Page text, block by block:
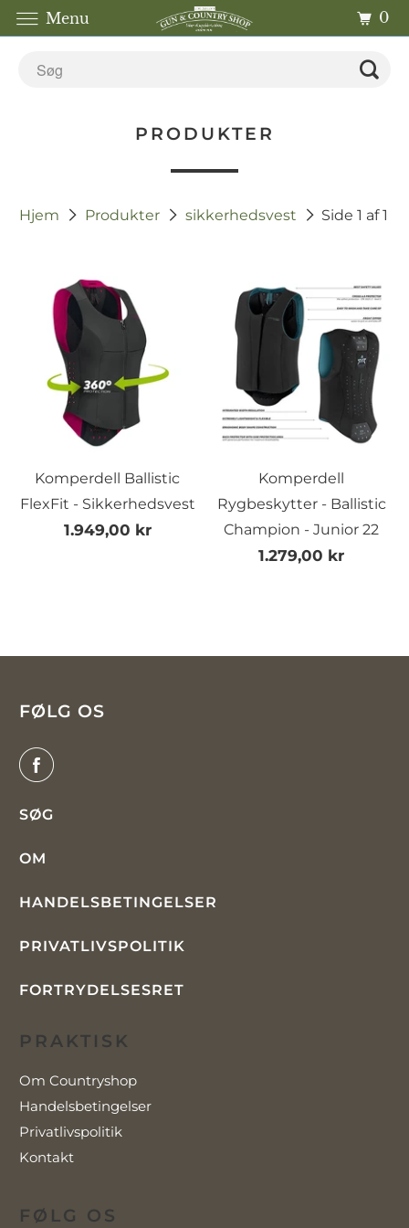
PRODUKTER
Hjem Produkter sikkerhedsvest Side 1 af 1
Komperdell Ballistic
FlexFit - Sikkerhedsvest
1.949,00 kr
Komperdell
Rygbeskytter - Ballistic
Champion - Junior 22
1.279,00 kr
FØLG OS
SØG
OM
HANDELSBETINGELSER
PRIVATLIVSPOLITIK
FORTRYDELSESRET
PRAKTISK
Om Countryshop
Handelsbetingelser
Privatlivspolitik
Kontakt
FØLG OS
Menu 0